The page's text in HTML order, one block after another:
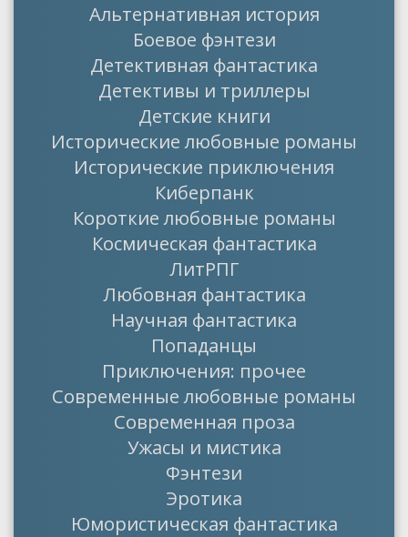
Альтернативная история
Боевое фэнтези
Детективная фантастика
Детективы и триллеры
Детские книги
Исторические любовные романы
Исторические приключения
Киберпанк
Короткие любовные романы
Космическая фантастика
ЛитРПГ
Любовная фантастика
Научная фантастика
Попаданцы
Приключения: прочее
Современные любовные романы
Современная проза
Ужасы и мистика
Фэнтези
Эротика
Юмористическая фантастика